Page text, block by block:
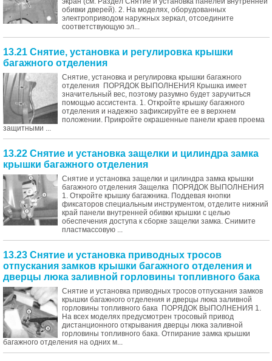
обивки дверей). 2. На моделях, оборудованных
электроприводом наружных зеркал, отсоедините
соответствующую эл...
13.21 Снятие, установка и регулировка крышки
багажного отделения
Снятие, установка и регулировка крышки багажного
отделения ПОРЯДОК ВЫПОЛНЕНИЯ Крышка имеет
значительный вес, поэтому разумно будет заручиться
помощью ассистента. 1. Откройте крышку багажного
отделения и надежно зафиксируйте ее в верхнем
положении. Прикройте окрашенные панели краев проема
защитными ...
13.22 Снятие и установка защелки и цилиндра замка
крышки багажного отделения
Снятие и установка защелки и цилиндра замка крышки
багажного отделения Защелка ПОРЯДОК ВЫПОЛНЕНИЯ
1. Откройте крышку багажника. Поддевая кнопки
фиксаторов специальным инструментом, отделите нижний
край панели внутренней обивки крышки с целью
обеспечения доступа к сборке защелки замка. Снимите
пластмассовую ...
13.23 Снятие и установка приводных тросов
отпускания замков крышки багажного отделения и
дверцы люка заливной горловины топливного бака
Снятие и установка приводных тросов отпускания замков
крышки багажного отделения и дверцы люка заливной
горловины топливного бака ПОРЯДОК ВЫПОЛНЕНИЯ 1.
На всех моделях предусмотрен тросовый привод
дистанционного открывания дверцы люка заливной
горловины топливного бака. Отпирание замка крышки
багажного отделения на одних м...